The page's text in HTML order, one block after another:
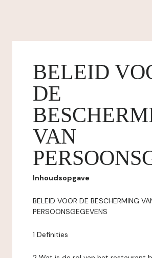
BELEID
DE
VAN
Inhoudsopgave
BELEID VOOR DE BESCHERMING
PERSOONSGEGEVENS
1 Definities